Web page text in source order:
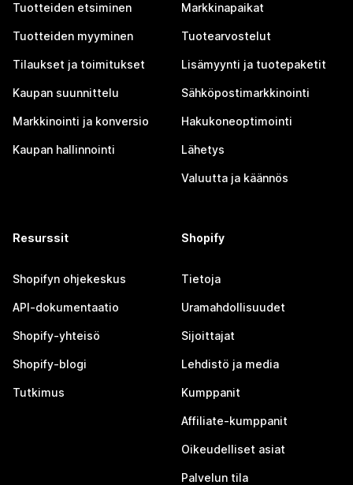
Tuotteiden etsiminen
Tuotteiden myyminen
Tilaukset ja toimitukset
Kaupan suunnittelu
Markkinointi ja konversio
Kaupan hallinnointi
Markkinapaikat
Tuotearvostelut
Lisämyynti ja tuotepaketit
Sähköpostimarkkinointi
Hakukoneoptimointi
Lähetys
Valuutta ja käännös
Resurssit
Shopifyn ohjekeskus
API-dokumentaatio
Shopify-yhteisö
Shopify-blogi
Tutkimus
Shopify
Tietoja
Uramahdollisuudet
Sijoittajat
Lehdistö ja media
Kumppanit
Affiliate-kumppanit
Oikeudelliset asiat
Palvelun tila